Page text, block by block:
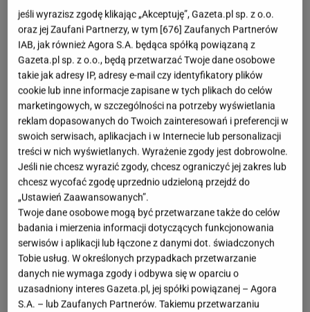
OTWÓRZ GALERIĘ(4)
Kuchnia to pomieszczenie, gdzie porządek jest
najważniejszy. Jeśli uwielbiasz harmonię i dobrze
przemyślane rozwiązania, to w Sinsay czekają
świetne dodatki do twojego wnętrza, które znacząco
ułatwią codzienne przygotowanie posiłków.
Kosztują gorsze, a są niezbędne w kuchni. Oto
praktyczne dodatki do każdego domu
W naszych kuchniach nie może zabraknąć
akcesoriów, które przekładają się na wygodę
użytkowania. Pierwszym gadżetem, w który warto
zainwestować, jest praktyczny durszlak zakładany
jeśli wyrazisz zgodę klikając „Akceptuję”, Gazeta.pl sp. z o.o.
oraz jej Zaufani Partnerzy, w tym [676] Zaufanych Partnerów
IAB, jak również Agora S.A. będąca spółką powiązaną z
Gazeta.pl sp. z o.o., będą przetwarzać Twoje dane osobowe
takie jak adresy IP, adresy e-mail czy identyfikatory plików
cookie lub inne informacje zapisane w tych plikach do celów
marketingowych, w szczególności na potrzeby wyświetlania
reklam dopasowanych do Twoich zainteresowań i preferencji w
swoich serwisach, aplikacjach i w Internecie lub personalizacji
treści w nich wyświetlanych. Wyrażenie zgody jest dobrowolne.
Jeśli nie chcesz wyrazić zgody, chcesz ograniczyć jej zakres lub
chcesz wycofać zgodę uprzednio udzieloną przejdź do
„Ustawień Zaawansowanych”.
Twoje dane osobowe mogą być przetwarzane także do celów
badania i mierzenia informacji dotyczących funkcjonowania
serwisów i aplikacji lub łączone z danymi dot. świadczonych
Tobie usług. W określonych przypadkach przetwarzanie
danych nie wymaga zgody i odbywa się w oparciu o
uzasadniony interes Gazeta.pl, jej spółki powiązanej – Agora
S.A. – lub Zaufanych Partnerów. Takiemu przetwarzaniu